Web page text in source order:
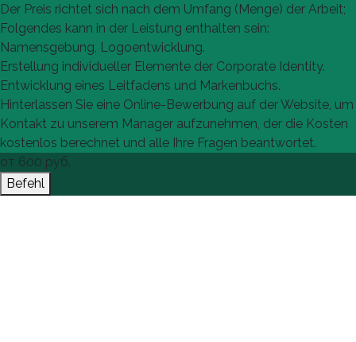
Der Preis richtet sich nach dem Umfang (Menge) der Arbeit;
Folgendes kann in der Leistung enthalten sein:
Namensgebung, Logoentwicklung.
Erstellung individueller Elemente der Corporate Identity.
Entwicklung eines Leitfadens und Markenbuchs.
Hinterlassen Sie eine Online-Bewerbung auf der Website, um
Kontakt zu unserem Manager aufzunehmen, der die Kosten
kostenlos berechnet und alle Ihre Fragen beantwortet.
от 600 руб.
Befehl